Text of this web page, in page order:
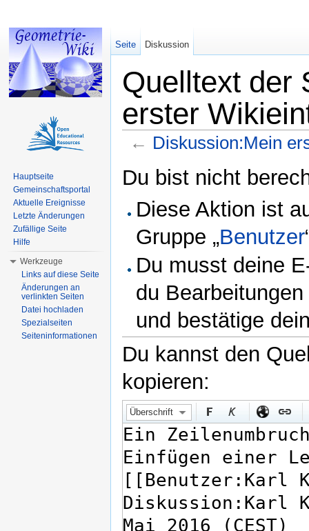
Quelltext der
erster
← Diskussion:Mein
Du bist nicht
Diese Aktion ist
Gruppe „Benutzer
Du musst deine
du
und bestätige
Du kannst den
kopieren:
Überschrift
Seite Diskussion
Hauptseite
Gemeinschaftsportal
Aktuelle Ereignisse
Letzte Änderungen
Zufällige Seite
Hilfe
Werkzeuge
Links auf diese Seite
Änderungen an
verlinkten Seiten
Datei hochladen
Spezialseiten
Seiteninformationen